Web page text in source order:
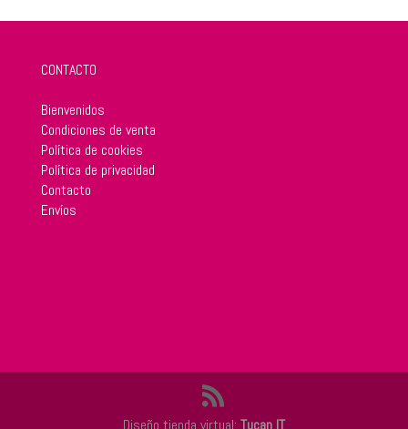
CONTACTO
Bienvenidos
Condiciones de venta
Política de cookies
Política de privacidad
Contacto
Envíos
Diseño tienda virtual: Tucan IT